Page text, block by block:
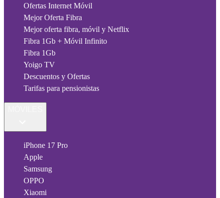
Ofertas Internet Móvil
Mejor Oferta Fibra
Mejor oferta fibra, móvil y Netflix
Fibra 1Gb + Móvil Infinito
Fibra 1Gb
Yoigo TV
Descuentos y Ofertas
Tarifas para pensionistas
iPhone 17 Pro
Apple
Samsung
OPPO
Xiaomi